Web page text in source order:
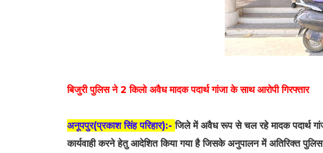
बिजुरी पुलिस ने 2 किलो अवैध मादक पदार्थ गांजा के साथ आरोपी गिरफ्तार
अनूपपुर(प्रकाश सिंह परिहार):-जिले में अवैध रूप से चल रहे मादक पदार्थ गांजा
कार्यवाही करने हेतु आदेशित किया गया है जिसके अनुपालन में अतिरिक्त